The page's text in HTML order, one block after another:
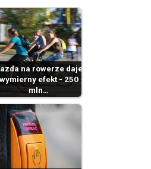
na rowerze daje
wymierny efekt - 250
mln…